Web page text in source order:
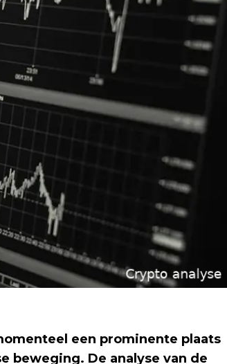
een prominente plaats
beweging. De analyse van de